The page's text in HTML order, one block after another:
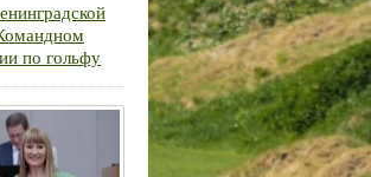
по гольфу